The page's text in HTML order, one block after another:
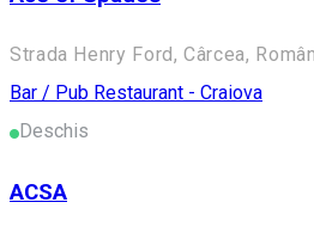
Strada Henry Ford, Cârcea,
Bar / Pub Restaurant - Craiova
Deschis
ACSA